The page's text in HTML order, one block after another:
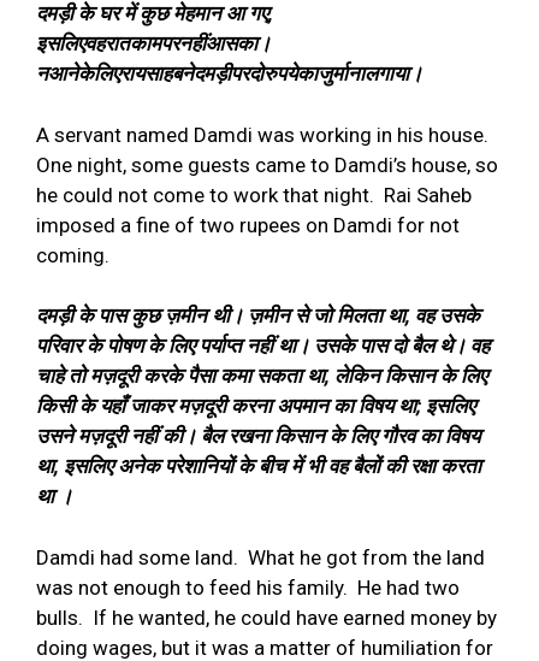
दमड़ी के घर में कुछ मेहमान आ गए,
इसलिएवहरातकामपरनहींआसका।
नआनेकेलिएरायसाहबनेदमड़ीपरदोरुपयेकाजुर्मानालगाया।
A servant named Damdi was working in his house.
One night, some guests came to Damdi’s house, so
he could not come to work that night. Rai Saheb
imposed a fine of two rupees on Damdi for not
coming.
दमड़ी के पास कुछ ज़मीन थी। ज़मीन से जो मिलता था, वह उसके
परिवार के पोषण के लिए पर्याप्त नहीं था। उसके पास दो बैल थे। वह
चाहे तो मज़दूरी करके पैसा कमा सकता था, लेकिन किसान के लिए
किसी के यहाँ जाकर मज़दूरी करना अपमान का विषय था; इसलिए
उसने मज़दूरी नहीं की। बैल रखना किसान के लिए गौरव का विषय
था, इसलिए अनेक परेशानियों के बीच में भी वह बैलों की रक्षा करता
था ।
Damdi had some land. What he got from the land
was not enough to feed his family. He had two
bulls. If he wanted, he could have earned money by
doing wages, but it was a matter of humiliation for